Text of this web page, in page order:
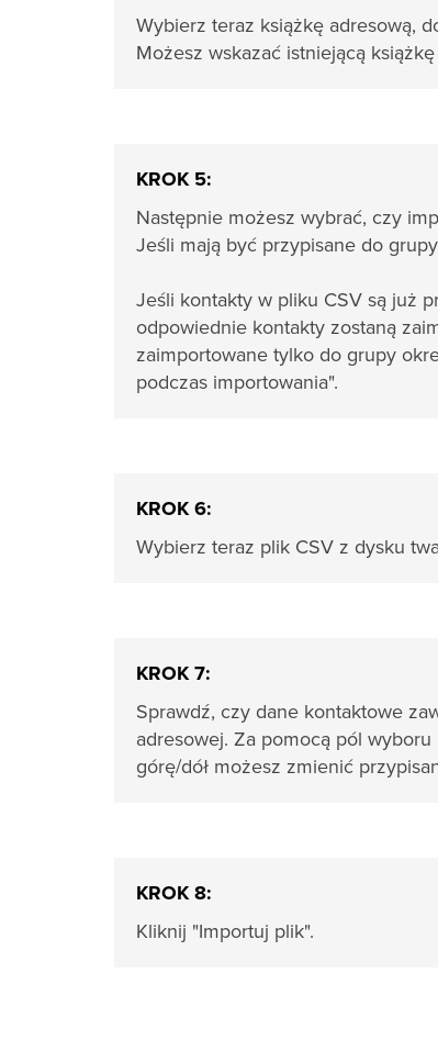
Wybierz teraz książkę adresową,
Możesz wskazać istniejącą
KROK 5:
Następnie możesz wybrać, czy
Jeśli mają być przypisane do
Jeśli kontakty w pliku CSV są już
odpowiednie kontakty zostaną
zaimportowane tylko do grupy
podczas importowania".
KROK 6:
Wybierz teraz plik CSV z dysku
KROK 7:
Sprawdź, czy dane kontaktowe
adresowej. Za pomocą pól
górę/dół możesz zmienić
KROK 8:
Kliknij "Importuj plik".